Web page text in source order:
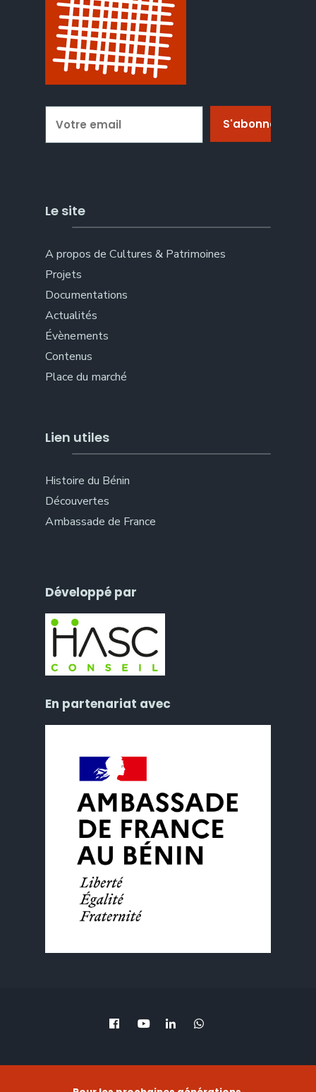
Le site
A propos de Cultures & Patrimoines
Projets
Documentations
Actualités
Évènements
Contenus
Place du marché
Lien utiles
Histoire du Bénin
Découvertes
Ambassade de France
Développé par
En partenariat avec